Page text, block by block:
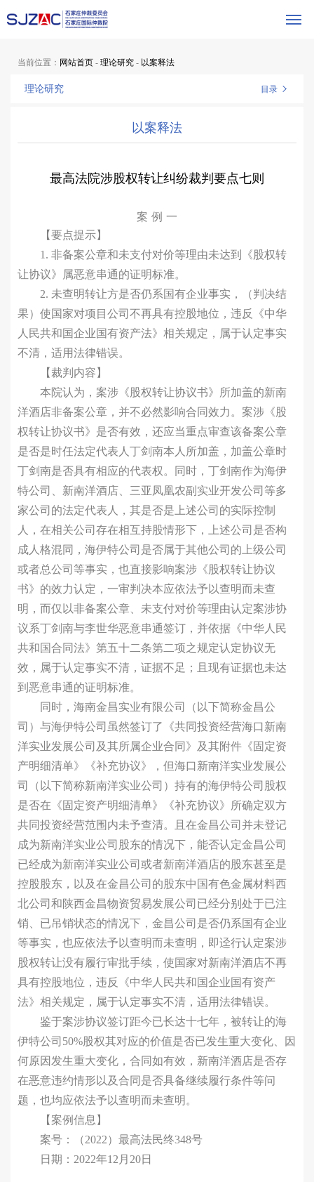
当前位置： 网站首页 - 理论研究 - 以案释法
理论研究 目录
以案释法
最高法院涉股权转让纠纷裁判要点七则
案 例 一
【要点提示】
1. 非备案公章和未支付对价等理由未达到《股权转
让协议》属恶意串通的证明标准。
2. 未查明转让方是否仍系国有企业事实，（判决结
果）使国家对项目公司不再具有控股地位，违反《中华
人民共和国企业国有资产法》相关规定，属于认定事实
不清，适用法律错误。
【裁判内容】
本院认为，案涉《股权转让协议书》所加盖的新南
洋酒店非备案公章，并不必然影响合同效力。案涉《股
权转让协议书》是否有效，还应当重点审查该备案公章
是否是时任法定代表人丁剑南本人所加盖，加盖公章时
丁剑南是否具有相应的代表权。同时，丁剑南作为海伊
特公司、新南洋酒店、三亚凤凰农副实业开发公司等多
家公司的法定代表人，其是否是上述公司的实际控制
人，在相关公司存在相互持股情形下，上述公司是否构
成人格混同，海伊特公司是否属于其他公司的上级公司
或者总公司等事实，也直接影响案涉《股权转让协议
书》的效力认定，一审判决本应依法予以查明而未查
明，而仅以非备案公章、未支付对价等理由认定案涉协
议系丁剑南与李世华恶意串通签订，并依据《中华人民
共和国合同法》第五十二条第二项之规定认定协议无
效，属于认定事实不清，证据不足；且现有证据也未达
到恶意串通的证明标准。
同时，海南金昌实业有限公司（以下简称金昌公
司）与海伊特公司虽然签订了《共同投资经营海口新南
洋实业发展公司及其所属企业合同》及其附件《固定资
产明细清单》《补充协议》，但海口新南洋实业发展公
司（以下简称新南洋实业公司）持有的海伊特公司股权
是否在《固定资产明细清单》《补充协议》所确定双方
共同投资经营范围内未予查清。且在金昌公司并未登记
成为新南洋实业公司股东的情况下，能否认定金昌公司
已经成为新南洋实业公司或者新南洋酒店的股东甚至是
控股股东，以及在金昌公司的股东中国有色金属材料西
北公司和陕西金昌物资贸易发展公司已经分别处于已注
销、已吊销状态的情况下，金昌公司是否仍系国有企业
等事实，也应依法予以查明而未查明，即迳行认定案涉
股权转让没有履行审批手续，使国家对新南洋酒店不再
具有控股地位，违反《中华人民共和国企业国有资产
法》相关规定，属于认定事实不清，适用法律错误。
鉴于案涉协议签订距今已长达十七年，被转让的海
伊特公司50%股权其对应的价值是否已发生重大变化、因
何原因发生重大变化，合同如有效，新南洋酒店是否存
在恶意违约情形以及合同是否具备继续履行条件等问
题，也均应依法予以查明而未查明。
【案例信息】
案号：（2022）最高法民终348号
日期：2022年12月20日